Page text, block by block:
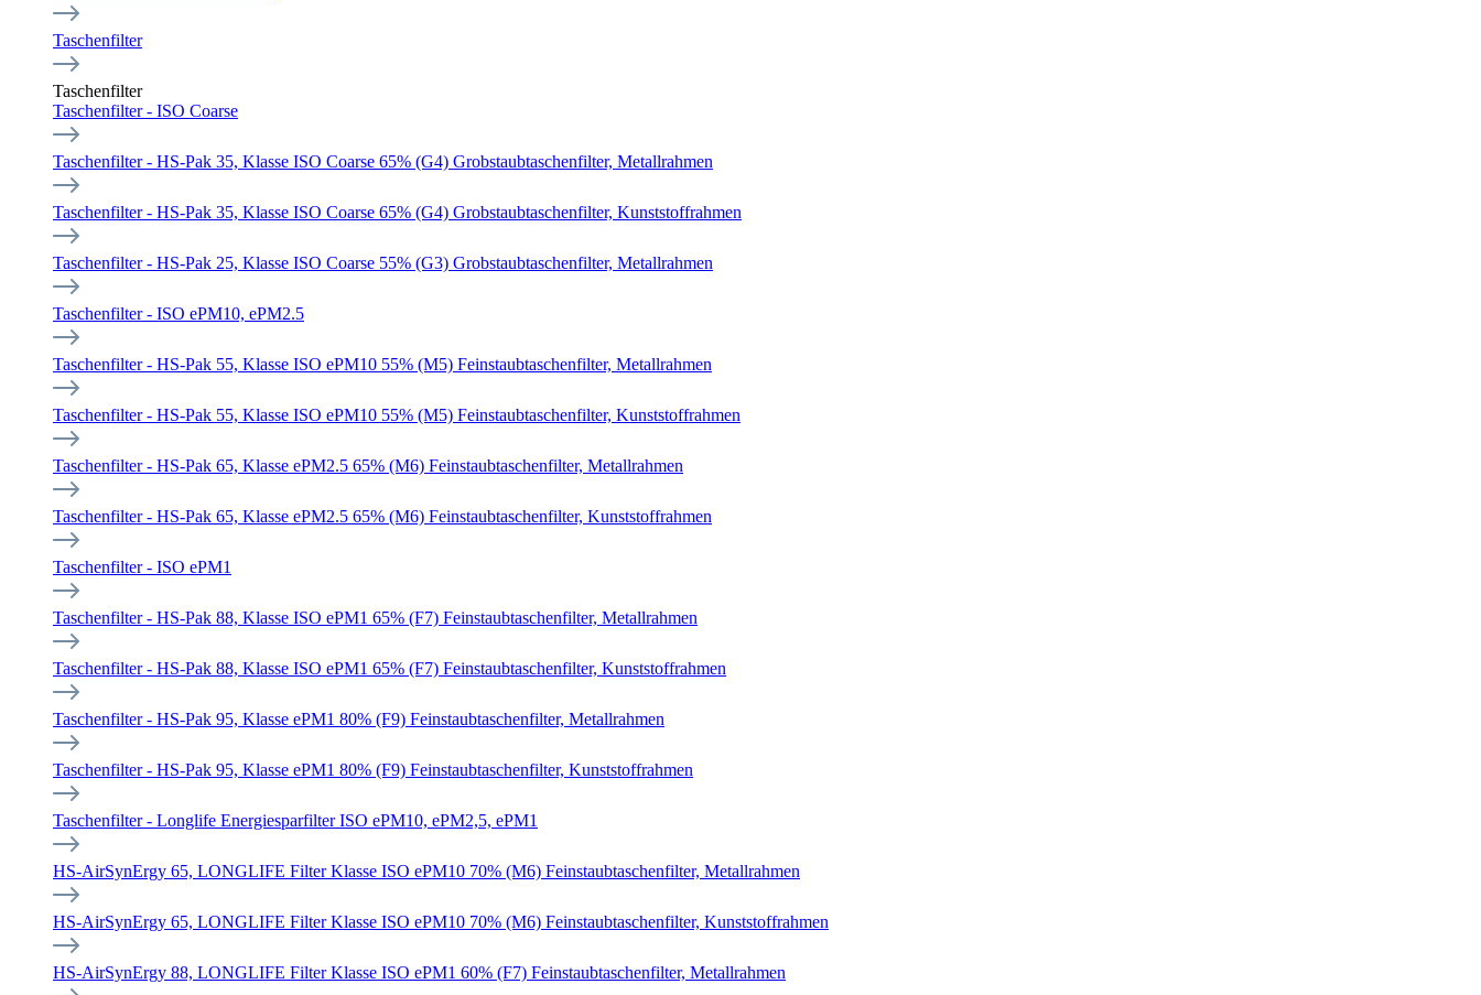
Taschenfilter
Taschenfilter
Taschenfilter - ISO Coarse
Taschenfilter - HS-Pak 35, Klasse ISO Coarse 65% (G4) Grobstaubtaschenfilter, Metallrahmen
Taschenfilter - HS-Pak 35, Klasse ISO Coarse 65% (G4) Grobstaubtaschenfilter, Kunststoffrahmen
Taschenfilter - HS-Pak 25, Klasse ISO Coarse 55% (G3) Grobstaubtaschenfilter, Metallrahmen
Taschenfilter - ISO ePM10, ePM2.5
Taschenfilter - HS-Pak 55, Klasse ISO ePM10 55% (M5) Feinstaubtaschenfilter, Metallrahmen
Taschenfilter - HS-Pak 55, Klasse ISO ePM10 55% (M5) Feinstaubtaschenfilter, Kunststoffrahmen
Taschenfilter - HS-Pak 65, Klasse ePM2.5 65% (M6) Feinstaubtaschenfilter, Metallrahmen
Taschenfilter - HS-Pak 65, Klasse ePM2.5 65% (M6) Feinstaubtaschenfilter, Kunststoffrahmen
Taschenfilter - ISO ePM1
Taschenfilter - HS-Pak 88, Klasse ISO ePM1 65% (F7) Feinstaubtaschenfilter, Metallrahmen
Taschenfilter - HS-Pak 88, Klasse ISO ePM1 65% (F7) Feinstaubtaschenfilter, Kunststoffrahmen
Taschenfilter - HS-Pak 95, Klasse ePM1 80% (F9) Feinstaubtaschenfilter, Metallrahmen
Taschenfilter - HS-Pak 95, Klasse ePM1 80% (F9) Feinstaubtaschenfilter, Kunststoffrahmen
Taschenfilter - Longlife Energiesparfilter ISO ePM10, ePM2,5, ePM1
HS-AirSynErgy 65, LONGLIFE Filter Klasse ISO ePM10 70% (M6) Feinstaubtaschenfilter, Metallrahmen
HS-AirSynErgy 65, LONGLIFE Filter Klasse ISO ePM10 70% (M6) Feinstaubtaschenfilter, Kunststoffrahmen
HS-AirSynErgy 88, LONGLIFE Filter Klasse ISO ePM1 60% (F7) Feinstaubtaschenfilter, Metallrahmen